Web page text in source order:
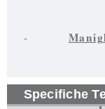
-
Specifiche